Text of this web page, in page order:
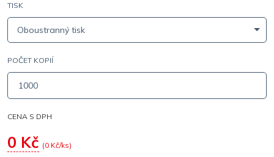
TISK
Oboustranný tisk
POČET KOPIÍ
CENA S DPH
0 Kč (0 Kč/ks)